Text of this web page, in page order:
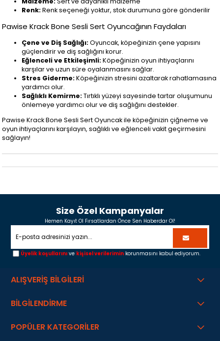
Renk:Renk seçeneği yoktur, stok durumuna göre gönderilir
Pawise Krack Bone Sesli Sert Oyuncağının Faydaları
Çene ve Diş Sağlığı:Oyuncak, köpeğinizin çene yapısını
güçlendirir ve diş sağlığını korur.
Eğlenceli ve Etkileşimli:Köpeğinizin oyun ihtiyaçlarını
karşılar ve uzun süre oyalanmasını sağlar.
Stres Giderme:Köpeğinizin stresini azaltarak rahatlamasına
yardımcı olur.
Sağlıklı Kemirme:Tırtıklı yüzeyi sayesinde tartar oluşumunu
önlemeye yardımcı olur ve diş sağlığını destekler.
Pawise Krack Bone Sesli Sert Oyuncak ile köpeğinizin çiğneme ve
oyun ihtiyaçlarını karşılayın, sağlıklı ve eğlenceli vakit geçirmesini
sağlayın!
Size Özel Kampanyalar
Hemen Kayıt Ol Fırsatlardan Önce Sen Haberdar Ol!
Üyelik koşullarını ve kişisel verilerimin korunmasını kabul ediyorum.
ALIŞVERİŞ BİLGİLERİ
BİLGİLENDİRME
POPÜLER KATEGORİLER